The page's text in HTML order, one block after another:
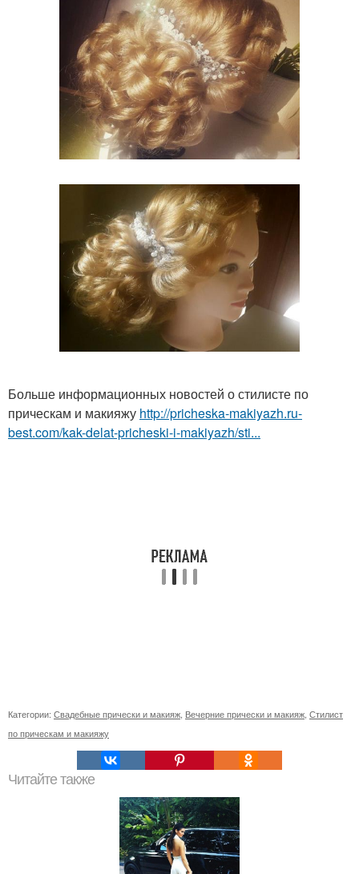
Больше информационных новостей о стилисте по
прическам и макияжу http://pricheska-makiyazh.ru-
best.com/kak-delat-pricheski-i-makiyazh/sti...
Категории: Свадебные прически и макияж, Вечерние прически и макияж, Стилист
по прическам и макияжу
Читайте также